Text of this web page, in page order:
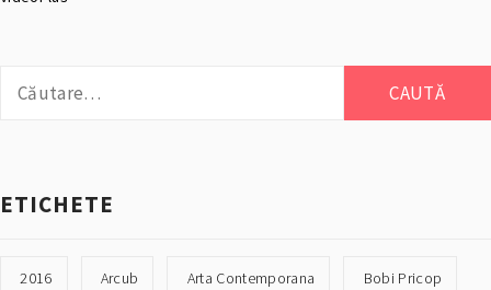
după:
ETICHETE
2016 Arcub Arta Contemporana Bobi Pricop